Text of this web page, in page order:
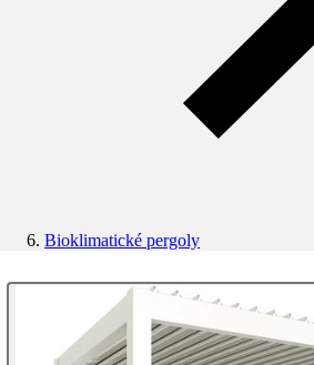
Bioklimatické pergoly